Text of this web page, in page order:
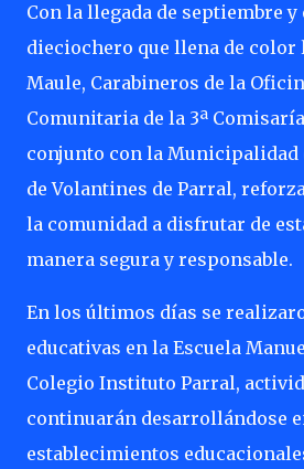
Con la llegada de septiembre y
dieciochero que llena de color
Maule, Carabineros de la
Comunitaria de la 3ª
conjunto con la Municipalidad
de Volantines de Parral,
la comunidad a disfrutar de
manera segura y responsable.
En los últimos días se
educativas en la Escuela
Colegio Instituto Parral,
continuarán desarrollándose
establecimientos